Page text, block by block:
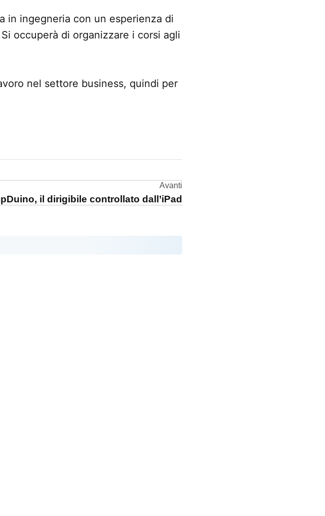
in ingegneria con un esperienza di
occuperà di organizzare i corsi agli
nel settore business, quindi per
Avanti
il dirigibile controllato dall’iPad